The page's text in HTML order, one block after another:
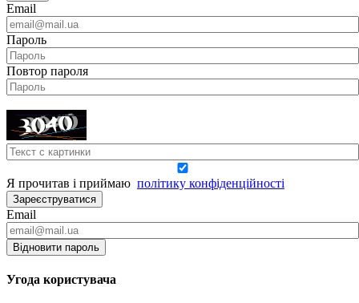
Email
Пароль
Повтор пароля
Я прочитав і приймаю політику конфіденційності
Зареєструватися
Email
Відновити пароль
Угода користувача